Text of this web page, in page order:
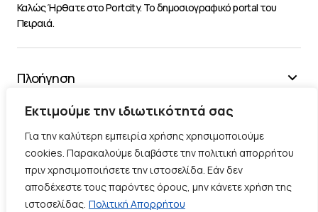
Εκτιμούμε την ιδιωτικότητά σας
Για την καλύτερη εμπειρία χρήσης χρησιμοποιούμε
cookies. Παρακαλούμε διαβάστε την πολιτική απορρήτου
πριν χρησιμοποιήσετε την ιστοσελίδα. Εάν δεν
αποδέχεστε τους παρόντες όρους, μην κάνετε χρήση της
ιστοσελίδας. Πολιτική Απορρήτου
Καλώς Ήρθατε στο Portcity. Το δημοσιογραφικό portal του
Πειραιά.
Πλοήγηση
Χρήσιμα
Διάφορα
Ακολουθήστε μας